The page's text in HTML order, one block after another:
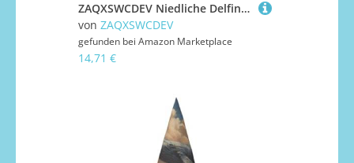
ZAQXSWCDEV Niedliche Delfine Halloween Hut - Gruseliges Party-Kostüm-Accessoire mit Volldruck-Design - Leichter faltbarer Hexenhut für Halloween, Karneval, Maskerade & Rollenspiel-Events
von ZAQXSWCDEV
gefunden bei Amazon Marketplace
14,71 €